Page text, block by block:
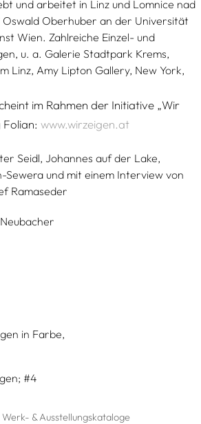
und arbeitet in Linz und Lomnice nad
Oswald Oberhuber an der Universität
Wien. Zahlreiche Einzel- und
u. a. Galerie Stadtpark Krems,
Linz, Amy Lipton Gallery, New York,
im Rahmen der Initiative „Wir
Folian:www.wirzeigen.at
Seidl, Johannes auf der Lake,
Sewera und mit einem Interview von
Ramaseder
in Farbe
#4
& Ausstellungskataloge